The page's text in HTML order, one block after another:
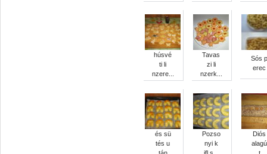
húsvé
ti li
nzere...
Tavas
zi li
nzerk...
Sós p
erec
és sü
tés u
Pozso
nyi k
Diós
alagú